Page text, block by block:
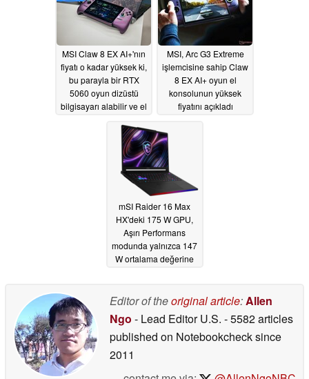
MSI Claw 8 EX AI+'nın
fiyatı o kadar yüksek ki,
bu parayla bir RTX
5060 oyun dizüstü
bilgisayarı alabilir ve el
06/17/2026
MSI, Arc G3 Extreme
işlemcisine sahip Claw
8 EX AI+ oyun el
konsolunun yüksek
fiyatını açıkladı
mSI Raider 16 Max
HX'deki 175 W GPU,
Aşırı Performans
modunda yalnızca 147
W ortalama değerine
Editor of theoriginal article:Allen
Ngo - Lead Editor U.S. - 5582 articles
published on Notebookchecksince
2011